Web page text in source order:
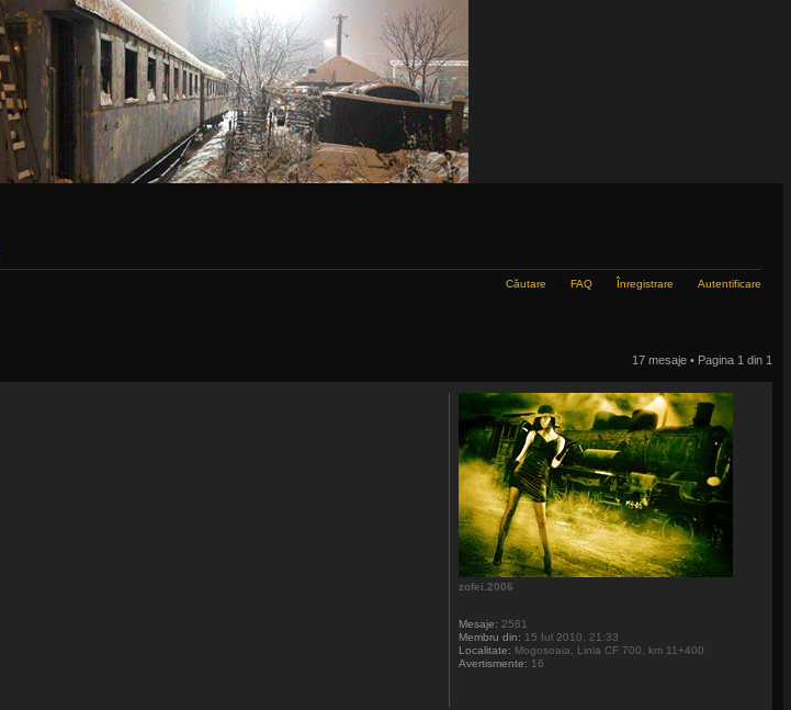
Căutare FAQ Înregistrare Autentificare
17 mesaje • Pagina 1 din 1
zofei.2006
Mesaje: 2581
Membru din: 15 Iul 2010, 21:33
Localitate: Mogosoaia, Linia CF 700, km 11+400
Avertismente: 16